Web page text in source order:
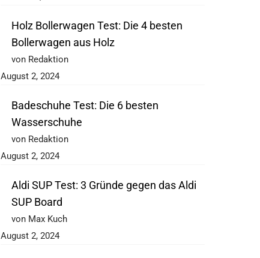
Holz Bollerwagen Test: Die 4 besten
Bollerwagen aus Holz
von Redaktion
August 2, 2024
Badeschuhe Test: Die 6 besten
Wasserschuhe
von Redaktion
August 2, 2024
Aldi SUP Test: 3 Gründe gegen das Aldi
SUP Board
von Max Kuch
August 2, 2024